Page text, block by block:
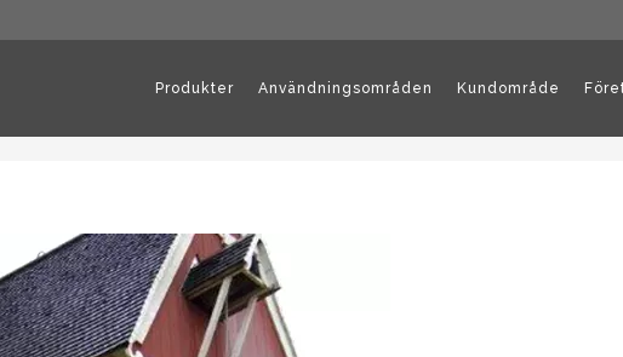
Produkter Användningsområden Kundområde